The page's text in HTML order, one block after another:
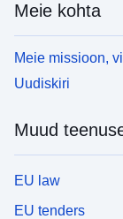
Meie kohta
Meie missioon,
Uudiskiri
Muud
EU law
EU tenders